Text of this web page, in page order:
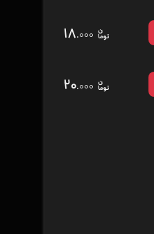
۱۸.۰۰۰
۲۰.۰۰۰